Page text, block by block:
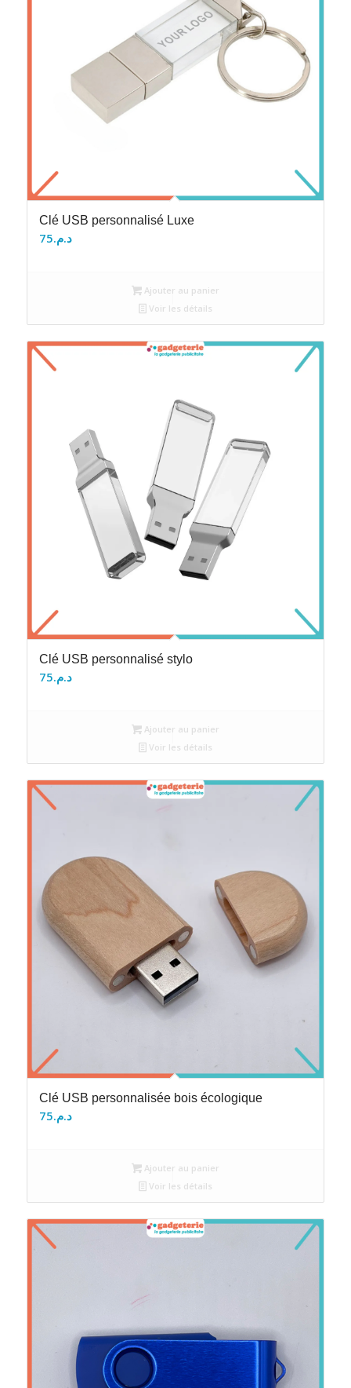
Clé USB personnalisé Luxe
د.م.75
Ajouter au panier
Voir les détails
Clé USB personnalisé stylo
د.م.75
Ajouter au panier
Voir les détails
Clé USB personnalisée bois écologique
د.م.75
Ajouter au panier
Voir les détails